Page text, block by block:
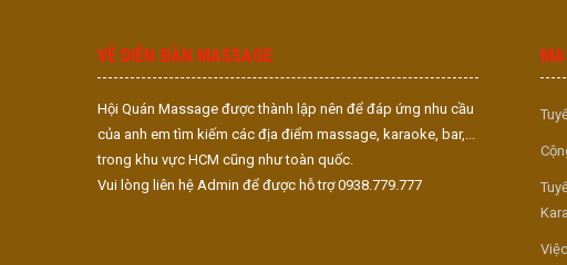
VỀ DIỄN ĐÀN MASSAGE
Hội Quán Massage được thành lập nên để đáp ứng nhu cầu
của anh em tìm kiếm các địa điểm massage, karaoke, bar,...
trong khu vực HCM cũng như toàn quốc.
Vui lòng liên hệ Admin để được hỗ trợ 0938.779.777